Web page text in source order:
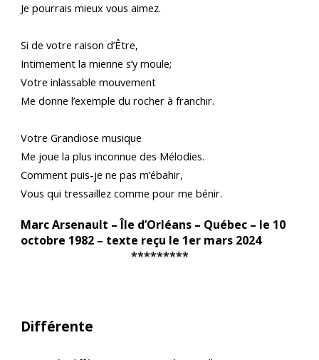
Je pourrais mieux vous aimez.
Si de votre raison d’Être,
Intimement la mienne s’y moule;
Votre inlassable mouvement
Me donne l’exemple du rocher à franchir.
Votre Grandiose musique
Me joue la plus inconnue des Mélodies.
Comment puis-je ne pas m’ébahir,
Vous qui tressaillez comme pour me bénir.
Marc Arsenault – Île d’Orléans – Québec – le 10
octobre 1982 – texte reçu le 1er mars 2024
*********
Différente